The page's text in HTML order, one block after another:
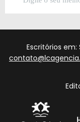
Escritórios em: